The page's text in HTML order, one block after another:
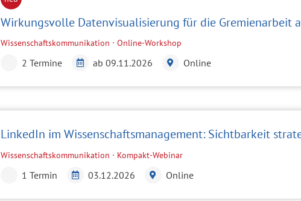
Wirkungsvolle Datenvisualisierung für die Gremienarbeit
Wissenschaftskommunikation · Online-Workshop
2 Termine ab 09.11.2026 Online
LinkedIn im Wissenschaftsmanagement: Sichtbarkeit
Wissenschaftskommunikation · Kompakt-Webinar
1 Termin 03.12.2026 Online